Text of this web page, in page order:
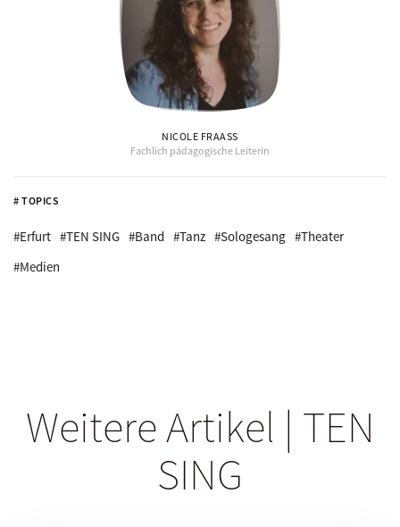
# TOPICS
#Erfurt #TEN SING #Band #Tanz #Sologesang #Theater
#Medien
NICOLE FRAASS
Fachlich pädagogische Leiterin
Weitere Artikel | TEN
SING